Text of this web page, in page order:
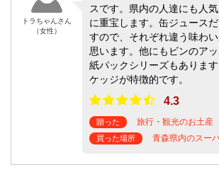
トラちゃんさん
（女性）
スです。県内の人達にも人
に重宝します。缶ジュース
すので、それぞれ違う味わ
思います。他にもビンのア
紙パックシリーズもありま
ケッジが特徴的です。
4.3
贈った 旅行・観光のお土産
買った場所 青森県内のスー